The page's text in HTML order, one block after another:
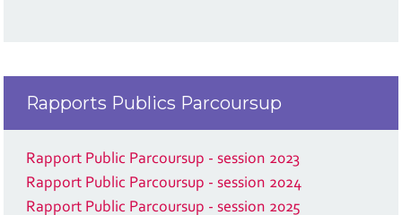
Rapports Publics Parcoursup
Rapport Public Parcoursup - session 2023
Rapport Public Parcoursup - session 2024
Rapport Public Parcoursup - session 2025